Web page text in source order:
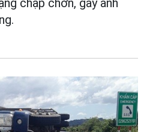
chập chờn, gây ảnh